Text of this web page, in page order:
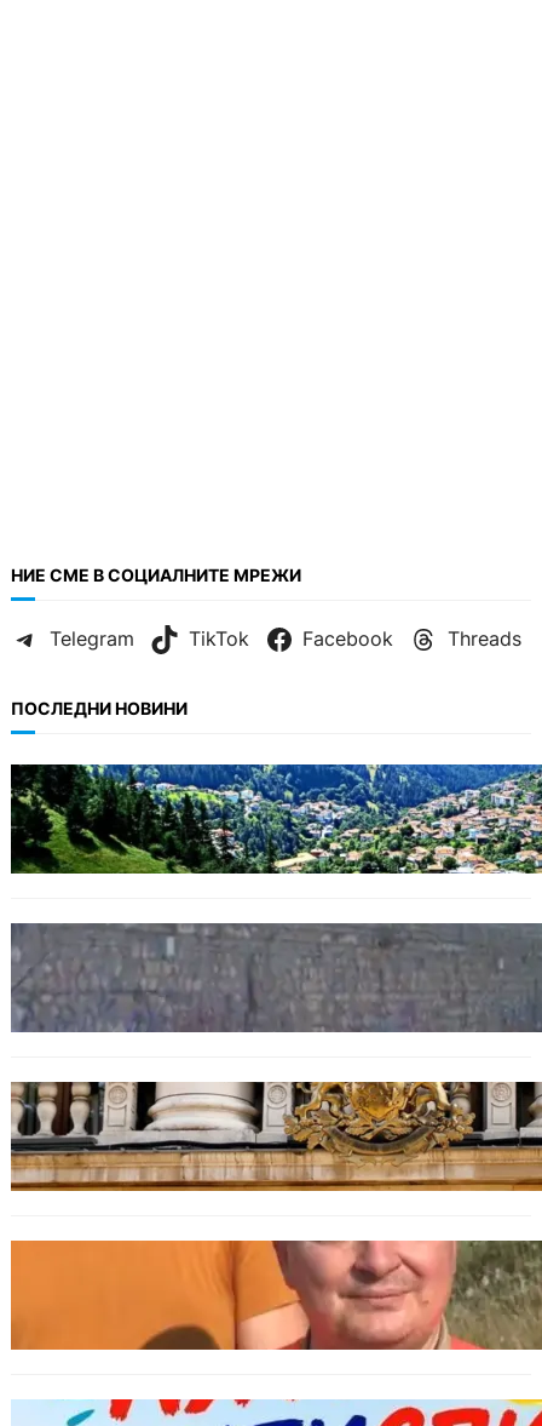
НИЕ СМЕ В СОЦИАЛНИТЕ МРЕЖИ
Telegram TikTok Facebook Threads
ПОСЛЕДНИ НОВИНИ
БЪЛГАРИЯ
Полицията алармира за нова схема с
фалшиви лечители и „вълшебни“ мехлеми
БЪЛГАРИЯ
Ограничават движението по улица
„Вълноломна“ във Варна
БЪЛГАРИЯ
Дрон навлезе в България край границата с
Румъния
МЗХ: Ловните билети ще могат да се
издават онлайн
БЪЛГАРИЯ